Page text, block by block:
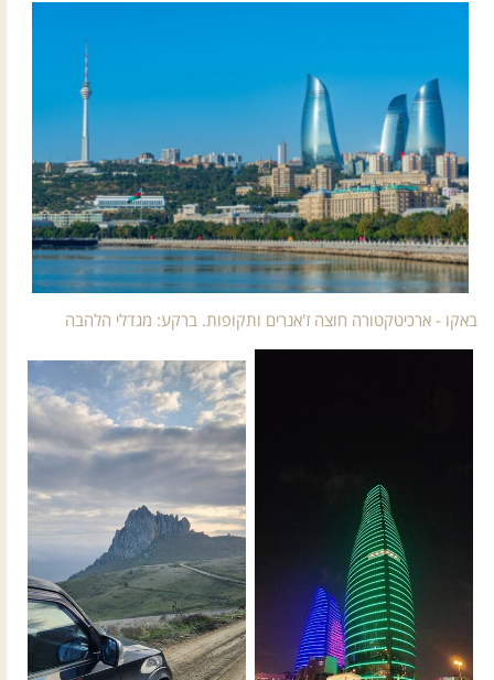
באקו - ארכיטקטורה חוצה ז'אנרים ותקופות. ברקע: מגדלי הלהבה